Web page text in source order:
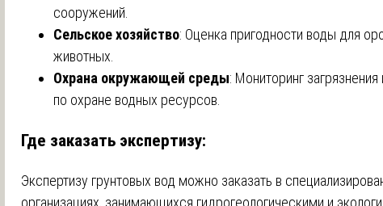
сооружений.
Сельское хозяйство: Оценка пригодности воды для
животных.
Охрана окружающей среды: Мониторинг
по охране водных ресурсов.
Где заказать экспертизу:
Экспертизу грунтовых вод можно заказать в
организациях, занимающихся гидрогеологическими и